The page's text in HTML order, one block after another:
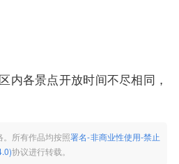
内各景点开放时间不尽相同，
所有作品均按照署名-非商业性使用-禁止
协议进行转载。